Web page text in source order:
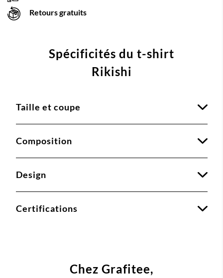
Retours gratuits
Spécificités du t-shirt
Rikishi
Taille et coupe
Composition
Design
Certifications
Chez Grafitee,